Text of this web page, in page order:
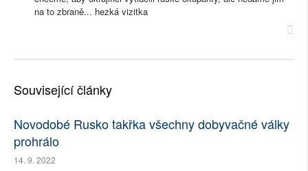
na to zbraně... hezká vizitka
Související články
Novodobé Rusko takřka všechny dobyvačné války
prohrálo
14. 9. 2022